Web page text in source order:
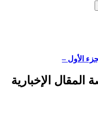
الأول –
الإخبارية